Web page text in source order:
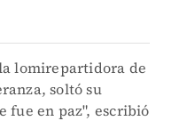
lomirepartidora de
soltó su
fue en paz", escribió